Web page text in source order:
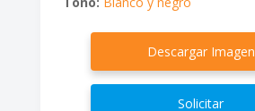
Descargar Imagen
Solicitar